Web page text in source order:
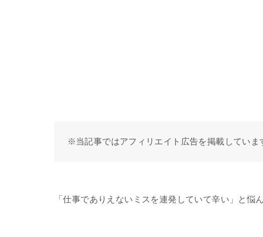
※当記事ではアフィリエイト広告を掲載していま
「仕事でありえないミスを連発していて辛い」と悩